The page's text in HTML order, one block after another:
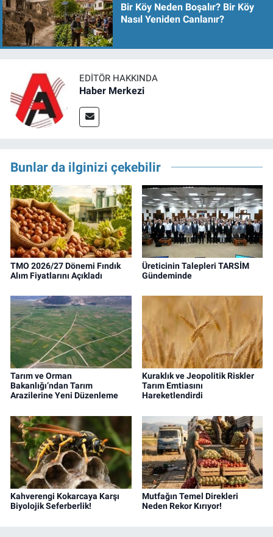
Bir Köy Neden Boşalır? Bir Köy
Nasıl Yeniden Canlanır?
EDITÖR HAKKINDA
Haber Merkezi
Bunlar da ilginizi çekebilir
TMO 2026/27 Dönemi Fındık
Alım Fiyatlarını Açıkladı
Üreticinin Talepleri TARSİM
Gündeminde
Tarım ve Orman
Bakanlığı’ndan Tarım
Arazilerine Yeni Düzenleme
Kuraklık ve Jeopolitik Riskler
Tarım Emtiasını
Hareketlendirdi
Kahverengi Kokarcaya Karşı
Biyolojik Seferberlik!
Mutfağın Temel Direkleri
Neden Rekor Kırıyor!